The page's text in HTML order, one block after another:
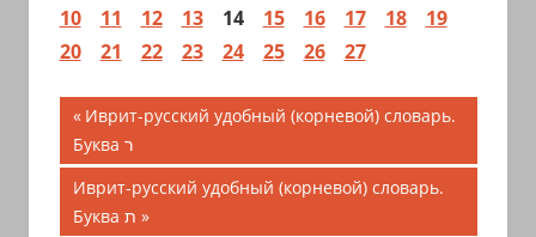
10
11 12 13 14 15 16 17 18
19
20
21 22 23 24 25 26 27
Навигация
по
записям
Предыдущая
запись;
Иврит-русский удобный (корневой) словарь.
Буква ר
Следующая
запись:
Иврит-русский удобный (корневой) словарь.
Буква ת